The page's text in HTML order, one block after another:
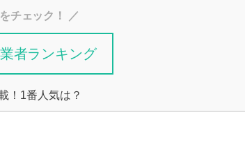
チェック！ ／
者ランキング
！1番人気は？